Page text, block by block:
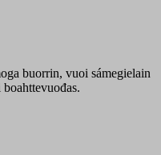
buorrin, vuoi sámegielain